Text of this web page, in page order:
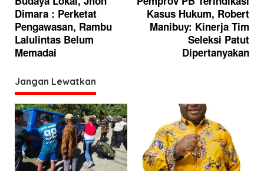
v
i
g
a
s
i
p
o
s
Dimara : Perketat
Pengawasan, Rambu
Lalulintas Belum
Memadai
Kasus Hukum, Robert
Manibuy: Kinerja Tim
Seleksi Patut
Dipertanyakan
Jangan Lewatkan